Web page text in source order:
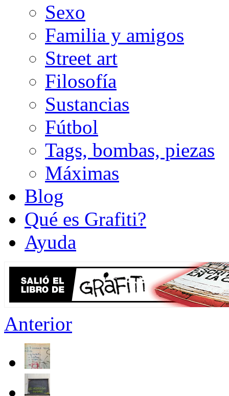
Sexo
Familia y amigos
Street art
Filosofía
Sustancias
Fútbol
Tags, bombas, piezas
Máximas
Blog
Qué es Grafiti?
Ayuda
Anterior